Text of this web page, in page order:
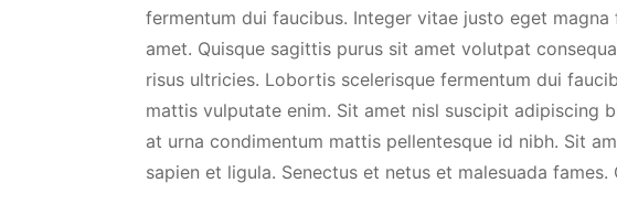
fermentum dui faucibus. Integer vitae justo eget
amet. Quisque sagittis purus sit amet volutpat
risus ultricies. Lobortis scelerisque fermentum dui
mattis vulputate enim. Sit amet nisl suscipit adipiscing
at urna condimentum mattis pellentesque id nibh. Sit
sapien et ligula. Senectus et netus et malesuada